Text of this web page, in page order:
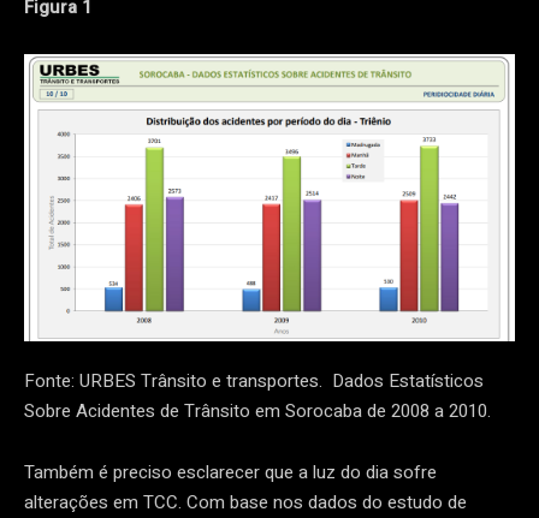
Figura 1
Fonte: URBES Trânsito e transportes. Dados Estatísticos
Sobre Acidentes de Trânsito em Sorocaba de 2008 a 2010.
Também é preciso esclarecer que a luz do dia sofre
alterações em TCC. Com base nos dados do estudo de